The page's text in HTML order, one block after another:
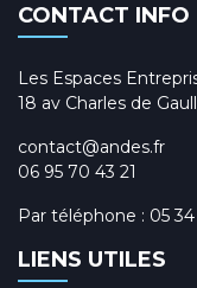
CONTACT INFO
Les Espaces
18 av Charles de
contact@andes.fr
06 95 70 43 21
Par téléphone : 05
LIENS UTILES